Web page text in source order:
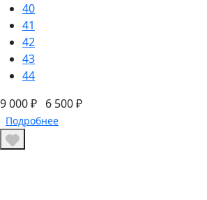
40
41
42
43
44
9 000 ₽ 6 500 ₽
Подробнее